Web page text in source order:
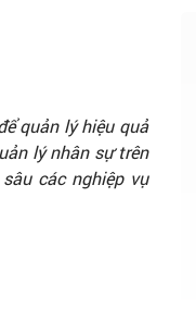
quản lý hiệu quả
lý nhân sự trên
các nghiệp vụ